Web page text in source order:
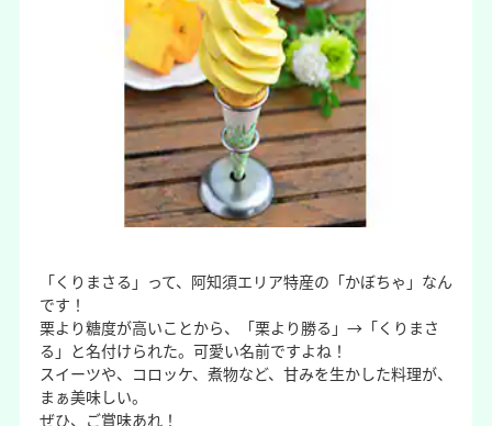
「くりまさる」って、阿知須エリア特産の「かぼちゃ」なん
です！
栗より糖度が高いことから、「栗より勝る」→「くりまさ
る」と名付けられた。可愛い名前ですよね！
スイーツや、コロッケ、煮物など、甘みを生かした料理が、
まぁ美味しい。
ぜひ、ご賞味あれ！